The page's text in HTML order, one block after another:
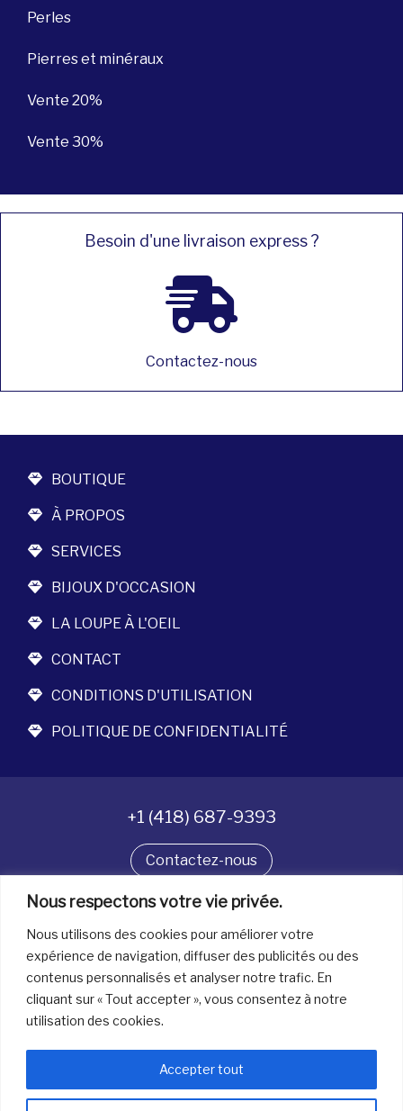
Nous respectons votre vie privée.
Nous utilisons des cookies pour améliorer votre
expérience de navigation, diffuser des publicités ou des
contenus personnalisés et analyser notre trafic. En
cliquant sur « Tout accepter », vous consentez à notre
utilisation des cookies.
Accepter tout
Perles
Pierres et minéraux
Vente 20%
Vente 30%
Besoin d'une livraison express ?
Contactez-nous
BOUTIQUE
À PROPOS
SERVICES
BIJOUX D'OCCASION
LA LOUPE À L'OEIL
CONTACT
CONDITIONS D'UTILISATION
POLITIQUE DE CONFIDENTIALITÉ
+1 (418) 687-9393
Contactez-nous
Suivez-nous
Tous droits réservés. © La boîte à bijoux 2026